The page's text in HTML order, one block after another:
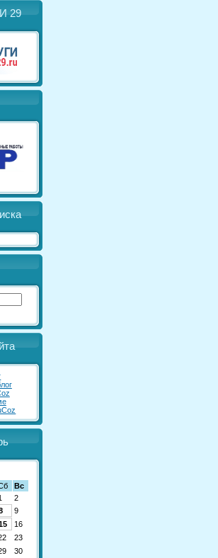
29
Вс
2
9
16
23
30